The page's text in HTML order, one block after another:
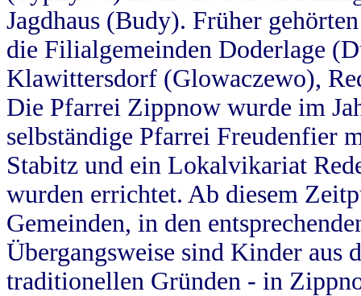
Jagdhaus (Budy). Früher
die Filialgemeinden Doderlage
Klawittersdorf (Glowaczewo),
Die Pfarrei Zippnow wurde im
selbständige Pfarrei Freudenfier
Stabitz und ein Lokalvikariat
wurden errichtet. Ab diesem
Gemeinden, in den
Übergangsweise sind Kinder aus
traditionellen Gründen - in